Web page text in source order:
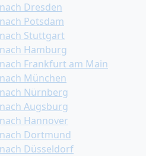
Dresden
Potsdam
Stuttgart
Hamburg
Frankfurt am Main
München
Nürnberg
Augsburg
Hannover
Dortmund
Düsseldorf